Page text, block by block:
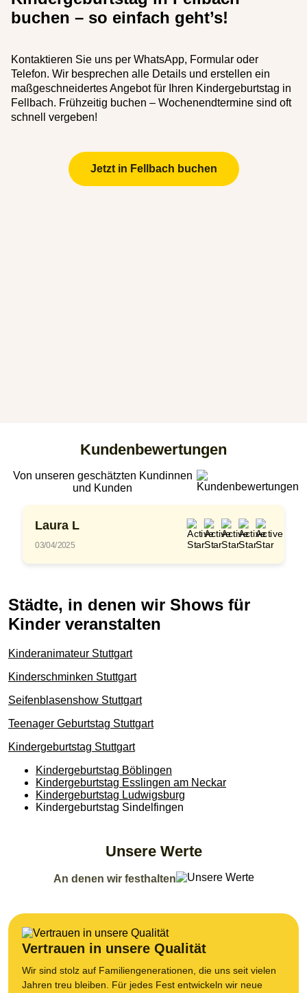
buchen – so einfach geht’s!
Kontaktieren Sie uns per WhatsApp, Formular oder
Telefon. Wir besprechen alle Details und erstellen ein
maßgeschneidertes Angebot für Ihren Kindergeburtstag in
Fellbach. Frühzeitig buchen – Wochenendtermine sind oft
schnell vergeben!
Jetzt in Fellbach buchen
Kundenbewertungen
Von unseren geschätzten Kundinnen
und Kunden
Laura L
03/04/2025
Städte, in denen wir Shows für
Kinder veranstalten
Kinderanimateur Stuttgart
Kinderschminken Stuttgart
Seifenblasenshow Stuttgart
Teenager Geburtstag Stuttgart
Kindergeburtstag Stuttgart
Kindergeburtstag Böblingen
Kindergeburtstag Esslingen am Neckar
Kindergeburtstag Ludwigsburg
Kindergeburtstag Sindelfingen
Unsere Werte
An denen wir festhalten
Vertrauen in unsere Qualität
Wir sind stolz auf Familiengenerationen, die uns seit vielen
Jahren treu bleiben. Für jedes Fest entwickeln wir neue